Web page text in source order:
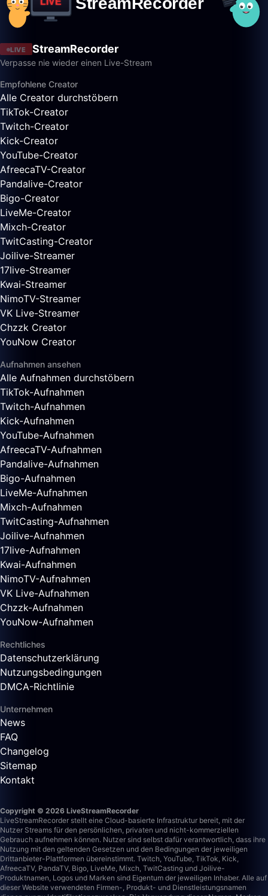
LIVE StreamRecorder
Verpasse nie wieder einen Live-Stream
Empfohlene Creator
Alle Creator durchstöbern
TikTok-Creator
Twitch-Creator
Kick-Creator
YouTube-Creator
AfreecaTV-Creator
Pandalive-Creator
Bigo-Creator
LiveMe-Creator
Mixch-Creator
TwitCasting-Creator
Joilive-Streamer
17live-Streamer
Kwai-Streamer
NimoTV-Streamer
VK Live-Streamer
Chzzk Creator
YouNow Creator
Aufnahmen ansehen
Alle Aufnahmen durchstöbern
TikTok-Aufnahmen
Twitch-Aufnahmen
Kick-Aufnahmen
YouTube-Aufnahmen
AfreecaTV-Aufnahmen
Pandalive-Aufnahmen
Bigo-Aufnahmen
LiveMe-Aufnahmen
Mixch-Aufnahmen
TwitCasting-Aufnahmen
Joilive-Aufnahmen
17live-Aufnahmen
Kwai-Aufnahmen
NimoTV-Aufnahmen
VK Live-Aufnahmen
Chzzk-Aufnahmen
YouNow-Aufnahmen
Rechtliches
Datenschutzerklärung
Nutzungsbedingungen
DMCA-Richtlinie
Unternehmen
News
FAQ
Changelog
Sitemap
Kontakt
Copyright © 2026 LiveStreamRecorder
LiveStreamRecorder stellt eine Cloud-basierte Infrastruktur bereit, mit der
Nutzer Streams für den persönlichen, privaten und nicht-kommerziellen
Gebrauch aufnehmen können. Nutzer sind selbst dafür verantwortlich, dass ihre
Nutzung mit den geltenden Gesetzen und den Bedingungen der jeweiligen
Drittanbieter-Plattformen übereinstimmt. Twitch, YouTube, TikTok, Kick,
AfreecaTV, PandaTV, Bigo, LiveMe, Mixch, TwitCasting und Joilive-
Produktnamen, Logos und Marken sind Eigentum der jeweiligen Inhaber. Alle auf
dieser Website verwendeten Firmen-, Produkt- und Dienstleistungsnamen